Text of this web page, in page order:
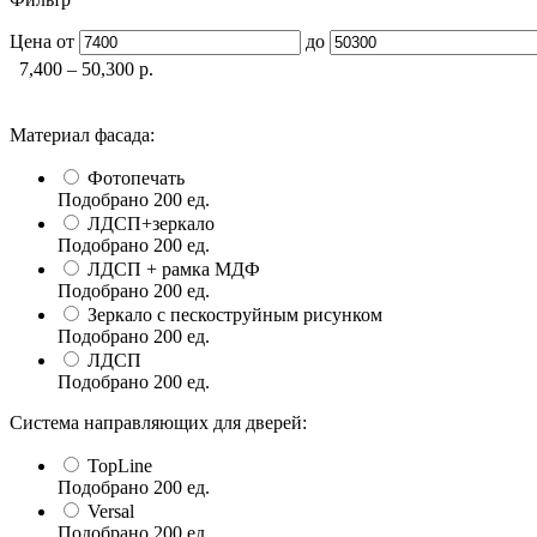
Цена от
до
7,400 – 50,300 р.
Материал фасада:
Фотопечать
Подобрано 200 ед.
ЛДСП+зеркало
Подобрано 200 ед.
ЛДСП + рамка МДФ
Подобрано 200 ед.
Зеркало с пескоструйным рисунком
Подобрано 200 ед.
ЛДСП
Подобрано 200 ед.
Система направляющих для дверей:
TopLine
Подобрано 200 ед.
Versal
Подобрано 200 ед.